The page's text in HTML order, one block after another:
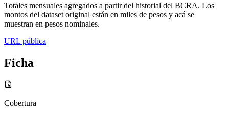
Totales mensuales agregados a partir del historial del BCRA. Los
montos del dataset original están en miles de pesos y acá se
muestran en pesos nominales.
URL pública
Ficha
Cobertura